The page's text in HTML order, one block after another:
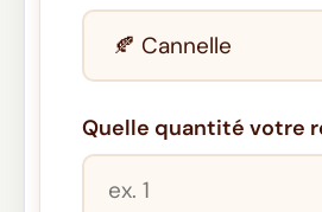
Quelle quantité votre